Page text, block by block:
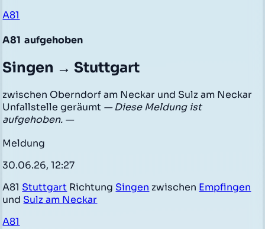
A81
A81 aufgehoben
Singen → Stuttgart
zwischen Oberndorf am Neckar und Sulz am Neckar
Unfallstelle geräumt — Diese Meldung ist
aufgehoben. —
Meldung
30.06.26, 12:27
A81 Stuttgart Richtung Singen zwischen Empfingen
und Sulz am Neckar
A81